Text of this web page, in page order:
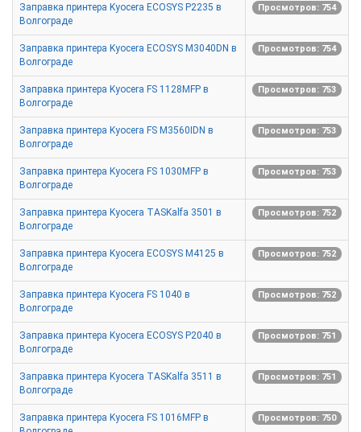
Заправка принтера Kyocera ECOSYS P2235 в
Волгограде
Просмотров: 754
Заправка принтера Kyocera ECOSYS M3040DN в
Волгограде
Просмотров: 754
Заправка принтера Kyocera FS 1128MFP в
Волгограде
Просмотров: 753
Заправка принтера Kyocera FS M3560IDN в
Волгограде
Просмотров: 753
Заправка принтера Kyocera FS 1030MFP в
Волгограде
Просмотров: 753
Заправка принтера Kyocera TASKalfa 3501 в
Волгограде
Просмотров: 752
Заправка принтера Kyocera ECOSYS M4125 в
Волгограде
Просмотров: 752
Заправка принтера Kyocera FS 1040 в
Волгограде
Просмотров: 752
Заправка принтера Kyocera ECOSYS P2040 в
Волгограде
Просмотров: 751
Заправка принтера Kyocera TASKalfa 3511 в
Волгограде
Просмотров: 751
Заправка принтера Kyocera FS 1016MFP в
Просмотров: 750